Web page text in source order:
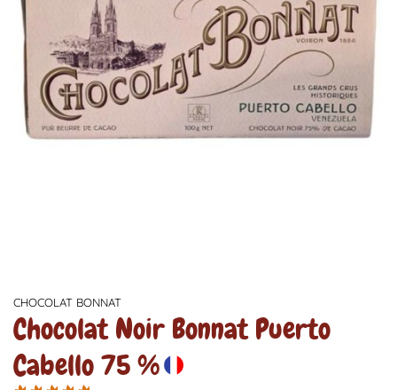
CHOCOLAT BONNAT
Chocolat Noir Bonnat Puerto
Cabello 75 %